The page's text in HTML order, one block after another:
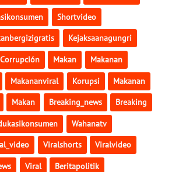
Shortvideo
Kejaksaanagungri
Corrupción Makan Makanan
Makananviral Korupsi Makanan
Makan Breaking_news Breaking
Wahanatv
Viralshorts Viralvideo
Viral Beritapolitik